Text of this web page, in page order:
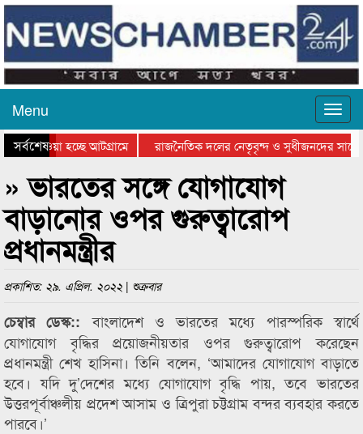
Menu
সর্বশেষ
যাওয়া হচ্ছে আটগ্রামে
রাজনৈতিক দলের নেতৃবৃন্দ ও সুধীজনদের সাথে
» ভারতের সঙ্গে যোগাযোগ
বাড়ানোর ওপর গুরুত্বারোপ
প্রধানমন্ত্রীর
প্রকাশিত: ২৯. এপ্রিল. ২০২২ | শুক্রবার
চেম্বার ডেস্ক::বাংলাদেশ ও ভারতের মধ্যে পারস্পরিক স্বার্থে
যোগাযোগ বৃদ্ধির প্রয়োজনীয়তার ওপর গুরুত্বারোপ করেছেন
প্রধানমন্ত্রী শেখ হাসিনা। তিনি বলেন, ‘আমাদের যোগাযোগ বাড়াতে
হবে। যদি দু’দেশের মধ্যে যোগাযোগ বৃদ্ধি পায়, তবে ভারতের
উত্তরপূর্বাঞ্চলীয় প্রদেশ আসাম ও ত্রিপুরা চট্টগ্রাম বন্দর ব্যবহার করতে
পারবে।’